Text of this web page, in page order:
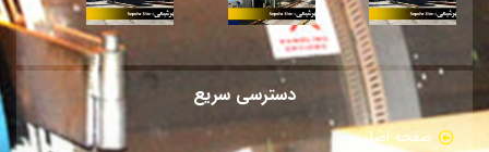
دسترسی سریع
صفحه اصلی